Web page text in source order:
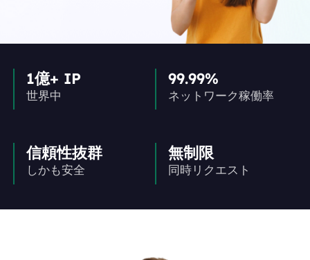
1億+ IP
世界中
99.99%
ネットワーク稼働率
信頼性抜群
しかも安全
無制限
同時リクエスト